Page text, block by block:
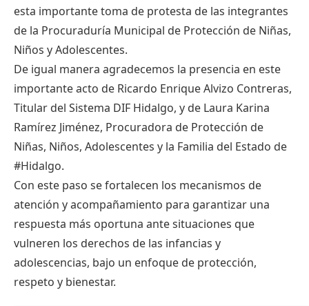
esta importante toma de protesta de las integrantes
de la Procuraduría Municipal de Protección de Niñas,
Niños y Adolescentes.
De igual manera agradecemos la presencia en este
importante acto de Ricardo Enrique Alvizo Contreras,
Titular del Sistema DIF Hidalgo, y de Laura Karina
Ramírez Jiménez, Procuradora de Protección de
Niñas, Niños, Adolescentes y la Familia del Estado de
#Hidalgo.
Con este paso se fortalecen los mecanismos de
atención y acompañamiento para garantizar una
respuesta más oportuna ante situaciones que
vulneren los derechos de las infancias y
adolescencias, bajo un enfoque de protección,
respeto y bienestar.